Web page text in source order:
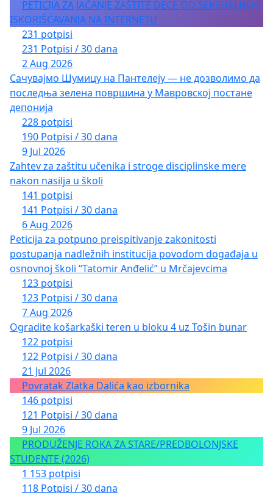
PETICIJA ZA JAČANJE ZAŠTITE DECE OD SEKSUALNOG
ISKORIŠĆAVANJA NA INTERNETU
231 potpisi
231 Potpisi / 30 dana
2 Aug 2026
Сачувајмо Шумицу на Пантелеју — не дозволимо да
последња зелена површина у Мавровској постане
депонија
228 potpisi
190 Potpisi / 30 dana
9 Jul 2026
Zahtev za zaštitu učenika i stroge disciplinske mere
nakon nasilja u školi
141 potpisi
141 Potpisi / 30 dana
6 Aug 2026
Peticija za potpuno preispitivanje zakonitosti
postupanja nadležnih institucija povodom događaja u
osnovnoj školi “Tatomir Anđelić” u Mrčajevcima
123 potpisi
123 Potpisi / 30 dana
7 Aug 2026
Ogradite košarkaški teren u bloku 4 uz Tošin bunar
122 potpisi
122 Potpisi / 30 dana
21 Jul 2026
Povratak Zlatka Dalića kao izbornika
146 potpisi
121 Potpisi / 30 dana
9 Jul 2026
PRODUŽENJE ROKA ZA STARE/PREDBOLONJSKE
STUDENTE (2026)
1 153 potpisi
118 Potpisi / 30 dana